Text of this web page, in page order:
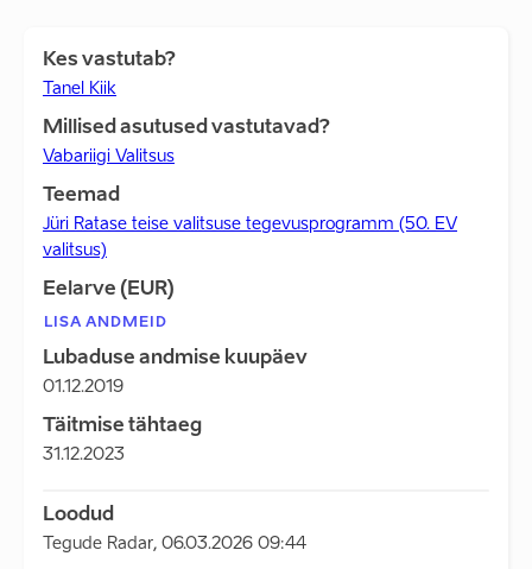
Kes vastutab?
Tanel Kiik
Millised asutused vastutavad?
Vabariigi Valitsus
Teemad
Jüri Ratase teise valitsuse tegevusprogramm (50. EV
valitsus)
Eelarve (EUR)
LISA ANDMEID
Lubaduse andmise kuupäev
01.12.2019
Täitmise tähtaeg
31.12.2023
Loodud
Tegude Radar, 06.03.2026 09:44